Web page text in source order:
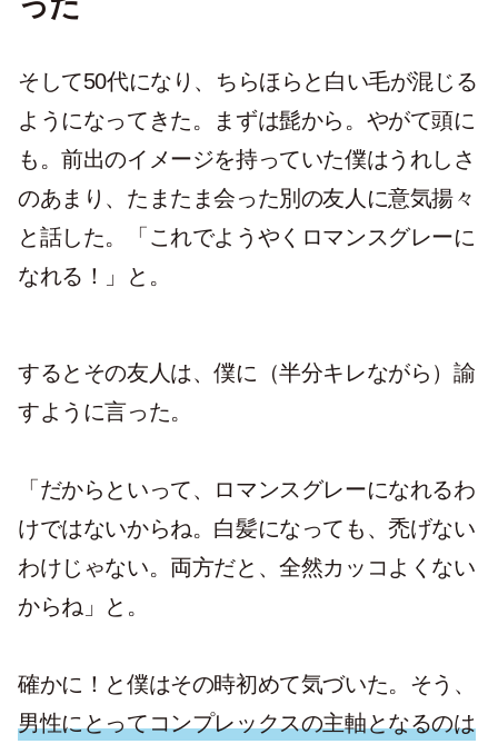
そして50代になり、ちらほらと白い毛が混じる
ようになってきた。まずは髭から。やがて頭に
も。前出のイメージを持っていた僕はうれしさ
のあまり、たまたま会った別の友人に意気揚々
と話した。「これでようやくロマンスグレーに
なれる！」と。
するとその友人は、僕に（半分キレながら）諭
すように言った。
「だからといって、ロマンスグレーになれるわ
けではないからね。白髪になっても、禿げない
わけじゃない。両方だと、全然カッコよくない
からね」と。
確かに！と僕はその時初めて気づいた。そう、
男性にとってコンプレックスの主軸となるのは